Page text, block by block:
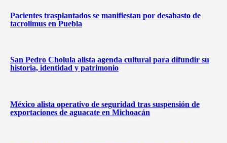
Pacientes trasplantados se manifiestan por desabasto de
tacrolimus en Puebla
San Pedro Cholula alista agenda cultural para difundir su
historia, identidad y patrimonio
México alista operativo de seguridad tras suspensión de
exportaciones de aguacate en Michoacán